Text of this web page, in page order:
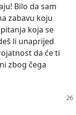
Bilo da sam
zabavu koju
koja se
li unaprijed
da će ti
zbog čega